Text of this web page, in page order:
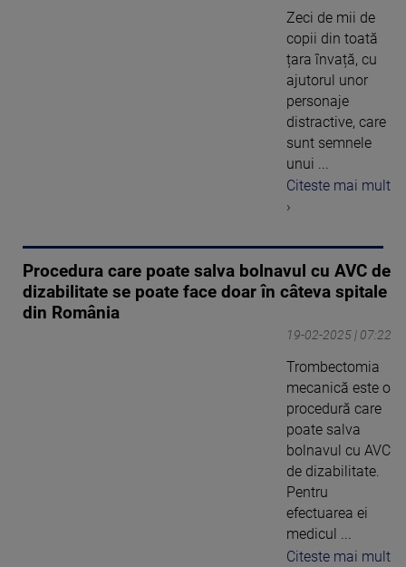
Zeci de mii de
copii din toată
țara învață, cu
ajutorul unor
personaje
distractive, care
sunt semnele
unui ...
Citeste mai mult
›
Procedura care poate salva bolnavul cu AVC de
dizabilitate se poate face doar în câteva spitale
din România
19-02-2025 | 07:22
Trombectomia
mecanică este o
procedură care
poate salva
bolnavul cu AVC
de dizabilitate.
Pentru
efectuarea ei
medicul ...
Citeste mai mult